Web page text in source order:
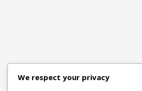
We respect your privacy